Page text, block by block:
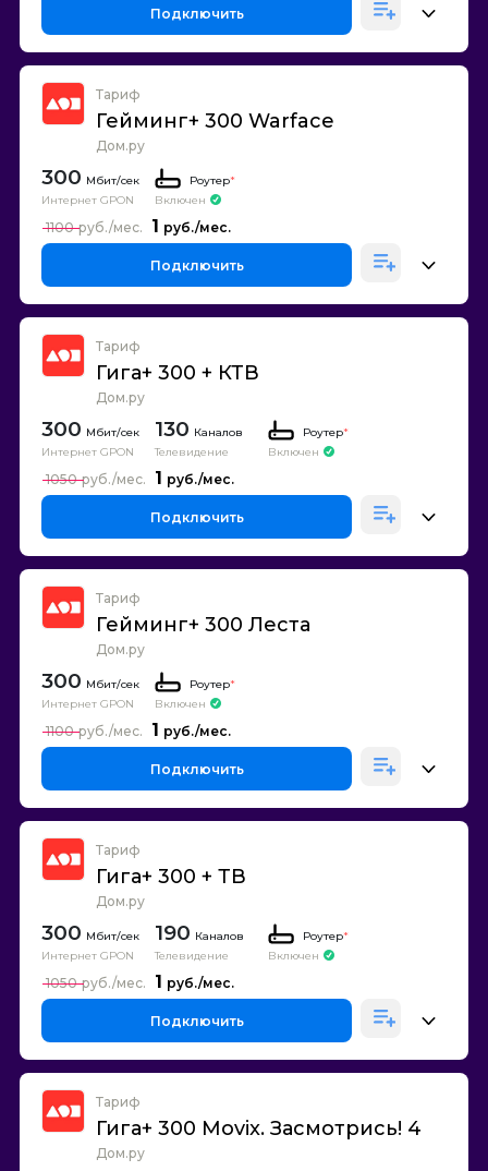
Подключить
Тариф
Гейминг+ 300 Warface
Дом.ру
300
Интернет GPON
Роутер*
Включен
1
1100
Подключить
Тариф
Гига+ 300 + КТВ
Дом.ру
300
Интернет GPON
130 Каналов
Телевидение
Роутер*
Включен
1
1050
Подключить
Тариф
Гейминг+ 300 Леста
Дом.ру
300
Интернет GPON
Роутер*
Включен
1
1100
Подключить
Тариф
Гига+ 300 + ТВ
Дом.ру
300
Интернет GPON
190 Каналов
Телевидение
Роутер*
Включен
1
1050
Подключить
Тариф
Гига+ 300 Movix. Засмотрись! 4
Дом.ру